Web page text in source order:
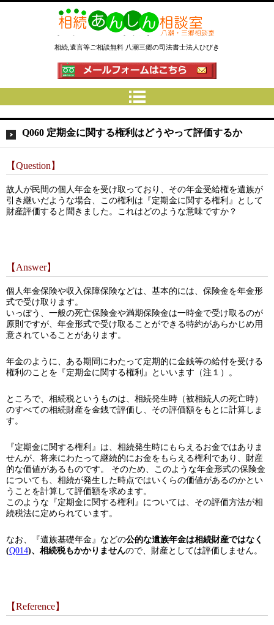
相続あんしん相談室八潮三郷│相
続手続 名義変更 遺言なら埼玉県
の司法書士法人ひびき
相続,遺言等ご相談無料 八潮三郷の司法書士法人ひびき
Q060 定期金に関する権利はどうやって評価するか
【Question】
故人が民間の個人年金を受け取っており、その年金受給権を遺族が
引き継いだような場合、この権利は『定期金に関する権利』として
財産評価すると聞きました。これはどのような意味ですか？
【Answer】
個人年金保険や収入保障保険などは、基本的には、保険金を年金形
式で受け取ります。
いっぽう、一般の死亡保険金や満期保険金は一時金で受け取るのが
原則ですが、年金形式で受け取ることができる特約があらかじめ用
意されていることがあります。
年金のように、ある期間にわたって定期的に金銭等の給付を受ける
権利のことを『定期金に関する権利』といいます（注１）。
ところで、相続税というものは、相続発生時（被相続人の死亡時）
のすべての相続財産を金銭で評価し、その評価額をもとに計算しま
す。
『定期金に関する権利』は、相続発生時にもらえるお金ではありま
せんが、将来にわたって継続的にお金をもらえる権利であり、財産
的な価値があるものです。 そのため、このような年金形式の保険金
についても、相続が発生した時点ではいくらの価値があるのかとい
うことを計算して評価額を求めます。
このような『定期金に関する権利』については、その評価方法が相
続税法に定められています。
なお、『遺族基礎年金』などの公的な遺族年金は相続財産ではなく
(Q014)、相続税もかかりませんので、財産としては評価しません。
【Reference】